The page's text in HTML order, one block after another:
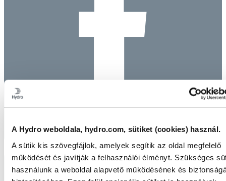
A Hydro weboldala, hydro.com, sütiket (cookies) használ.
A sütik kis szövegfájlok, amelyek segítik az oldal megfelelő
működését és javítják a felhasználói élményt. Szükséges
használunk a weboldal alapvető működésének és